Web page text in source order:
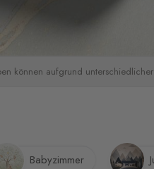
können aufgrund
Babyzimmer